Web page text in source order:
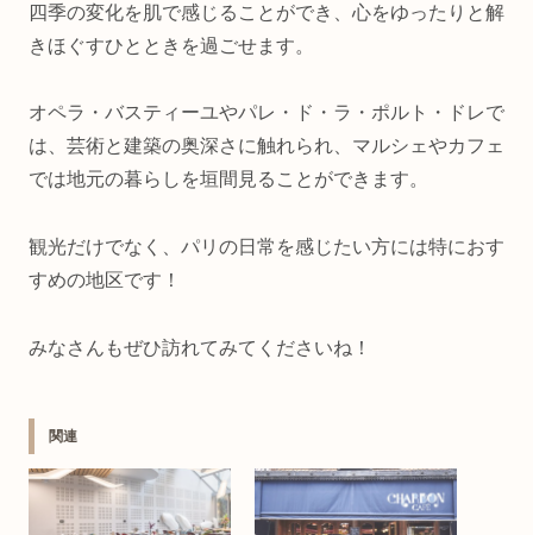
四季の変化を肌で感じることができ、心をゆったりと解
きほぐすひとときを過ごせます。
オペラ・バスティーユやパレ・ド・ラ・ポルト・ドレで
は、芸術と建築の奥深さに触れられ、マルシェやカフェ
では地元の暮らしを垣間見ることができます。
観光だけでなく、パリの日常を感じたい方には特におす
すめの地区です！
みなさんもぜひ訪れてみてくださいね！
関連